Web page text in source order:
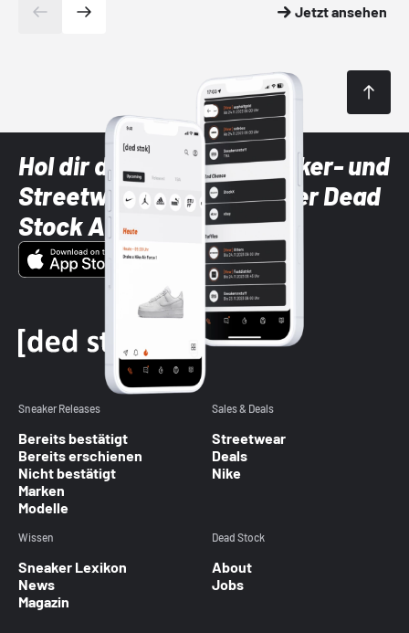
Jetzt ansehen
Hol dir die neuesten Sneaker- und
Streetwear-Brands mit der Dead
Stock App
Sneaker Releases
Bereits bestätigt
Bereits erschienen
Nicht bestätigt
Marken
Modelle
Sales & Deals
Streetwear
Deals
Nike
Wissen
Sneaker Lexikon
News
Magazin
Dead Stock
About
Jobs